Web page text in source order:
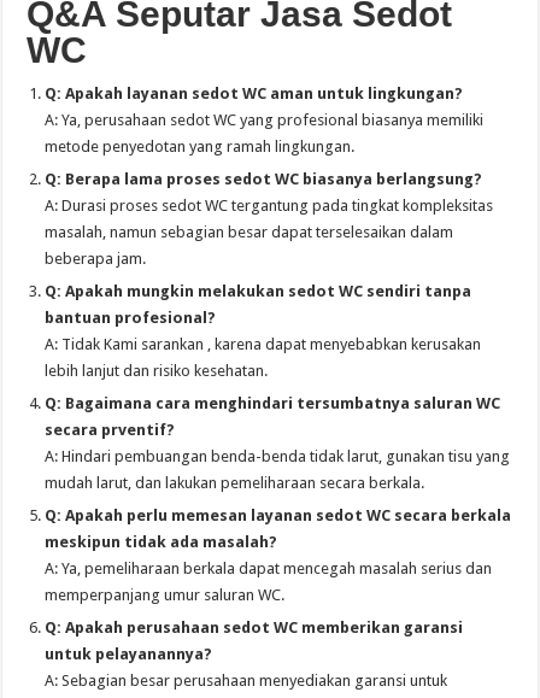
Q&A Seputar Jasa Sedot
WC
Q: Apakah layanan sedot WC aman untuk lingkungan?
A: Ya, perusahaan sedot WC yang profesional biasanya memiliki
metode penyedotan yang ramah lingkungan.
Q: Berapa lama proses sedot WC biasanya berlangsung?
A: Durasi proses sedot WC tergantung pada tingkat kompleksitas
masalah, namun sebagian besar dapat terselesaikan dalam
beberapa jam.
Q: Apakah mungkin melakukan sedot WC sendiri tanpa
bantuan profesional?
A: Tidak Kami sarankan , karena dapat menyebabkan kerusakan
lebih lanjut dan risiko kesehatan.
Q: Bagaimana cara menghindari tersumbatnya saluran WC
secara prventif?
A: Hindari pembuangan benda-benda tidak larut, gunakan tisu yang
mudah larut, dan lakukan pemeliharaan secara berkala.
Q: Apakah perlu memesan layanan sedot WC secara berkala
meskipun tidak ada masalah?
A: Ya, pemeliharaan berkala dapat mencegah masalah serius dan
memperpanjang umur saluran WC.
Q: Apakah perusahaan sedot WC memberikan garansi
untuk pelayanannya?
A: Sebagian besar perusahaan menyediakan garansi untuk